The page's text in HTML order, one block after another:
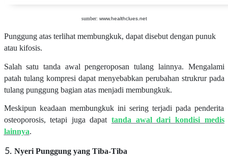
sumber: www.healthclues.net
Punggung atas terlihat membungkuk, dapat disebut dengan punuk
atau kifosis.
Salah satu tanda awal pengeroposan tulang lainnya. Mengalami
patah tulang kompresi dapat menyebabkan perubahan strukrur pada
tulang punggung bagian atas menjadi membungkuk.
Meskipun keadaan membungkuk ini sering terjadi pada penderita
osteoporosis, tetapi juga dapat tanda awal dari kondisi medis
lainnya.
Nyeri Punggung yang Tiba-Tiba